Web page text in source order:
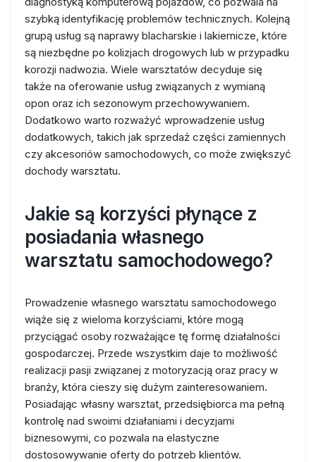
szybką identyfikację problemów technicznych. Kolejną
grupą usług są naprawy blacharskie i lakiernicze, które
są niezbędne po kolizjach drogowych lub w przypadku
korozji nadwozia. Wiele warsztatów decyduje się
także na oferowanie usług związanych z wymianą
opon oraz ich sezonowym przechowywaniem.
Dodatkowo warto rozważyć wprowadzenie usług
dodatkowych, takich jak sprzedaż części zamiennych
czy akcesoriów samochodowych, co może zwiększyć
dochody warsztatu.
Jakie są korzyści płynące z
posiadania własnego
warsztatu samochodowego?
Prowadzenie własnego warsztatu samochodowego
wiąże się z wieloma korzyściami, które mogą
przyciągać osoby rozważające tę formę działalności
gospodarczej. Przede wszystkim daje to możliwość
realizacji pasji związanej z motoryzacją oraz pracy w
branży, która cieszy się dużym zainteresowaniem.
Posiadając własny warsztat, przedsiębiorca ma pełną
kontrolę nad swoimi działaniami i decyzjami
biznesowymi, co pozwala na elastyczne
dostosowywanie oferty do potrzeb klientów.